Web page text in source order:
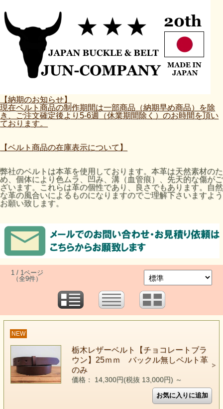
【納期のお知らせ】
現在ベルト商品の制作期間は一部商品（納期早め商品）を除
き、ご注文確定後より5-6週（休業期間除く）のお時間を頂い
ております。
【ベルト商品の在庫表示について】
弊社のベルトは本革を使用しております。本革は天然素材のた
め、個体により色ムラ、凹み、溝（血管痕）、先天的な傷がご
ざいます。これらは革の個性であり、良さでもあります。自然
な革の風合いによるものになりますのでご理解下さいますよう
お願い致します。
1 / 1ページ
（全9件）
NEW
栃木レザーベルト【チョコレートブラ
ウン】25ｍｍ バックル無しベルト革
のみ
価格： 14,300円(税抜 13,000円) ～